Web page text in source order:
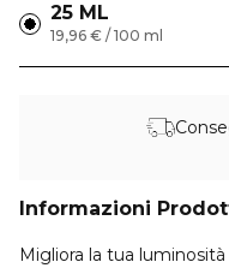
25 ML
19,96 € / 100 ml
Informazioni
Migliora la tua